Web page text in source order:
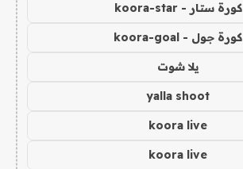
كورة ستار - koora-star
كورة جول - koora-goal
يلا شوت
yalla shoot
koora live
koora live